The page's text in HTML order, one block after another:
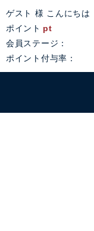
ゲスト 様 こんにちは
ポイント pt
会員ステージ：
ポイント付与率：